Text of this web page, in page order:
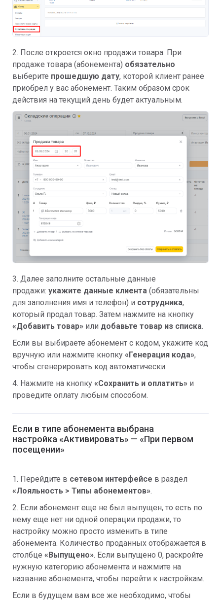
2. После откроется окно продажи товара. При
продаже товара (абонемента) обязательно
выберите прошедшую дату, которой клиент ранее
приобрел у вас абонемент. Таким образом срок
действия на текущий день будет актуальным.
3. Далее заполните остальные данные
продажи: укажите данные клиента (обязательны
для заполнения имя и телефон) и сотрудника,
который продал товар. Затем нажмите на кнопку
«Добавить товар» или добавьте товар из списка.
Если вы выбираете абонемент с кодом, укажите код
вручную или нажмите кнопку «Генерация кода»,
чтобы сгенерировать код автоматически.
4. Нажмите на кнопку «Сохранить и оплатить» и
проведите оплату любым способом.
Если в типе абонемента выбрана
настройка «Активировать» — «При первом
посещении»
1. Перейдите в сетевом интерфейсе в раздел
«Лояльность > Типы абонементов».
2. Если абонемент еще не был выпущен, то есть по
нему еще нет ни одной операции продажи, то
настройку можно просто изменить в типе
абонемента. Количество проданных отображается в
столбце «Выпущено». Если выпущено 0, раскройте
нужную категорию абонемента и нажмите на
название абонемента, чтобы перейти к настройкам.
Если в будущем вам все же необходимо, чтобы